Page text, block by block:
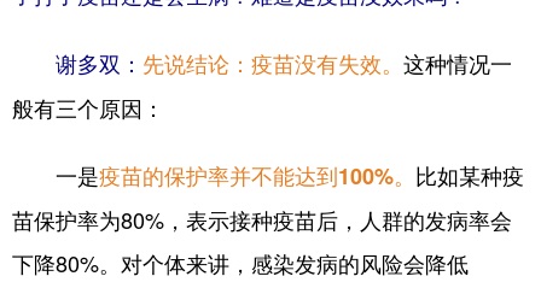
谢多双： 先说结论：疫苗没有失效。 这种情况一
般有三个原因：
一是疫苗的保护率并不能达到100%。 比如某种疫
苗保护率为80%，表示接种疫苗后，人群的发病率会
下降80%。对个体来讲，感染发病的风险会降低